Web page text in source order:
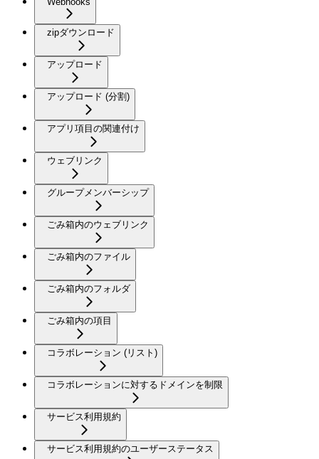
zipダウンロード
アップロード
アップロード (分割)
アプリ項目の関連付け
ウェブリンク
グループメンバーシップ
ごみ箱内のウェブリンク
ごみ箱内のファイル
ごみ箱内のフォルダ
ごみ箱内の項目
コラボレーション (リスト)
コラボレーションに対するドメインを制限
サービス利用規約
サービス利用規約のユーザーステータス